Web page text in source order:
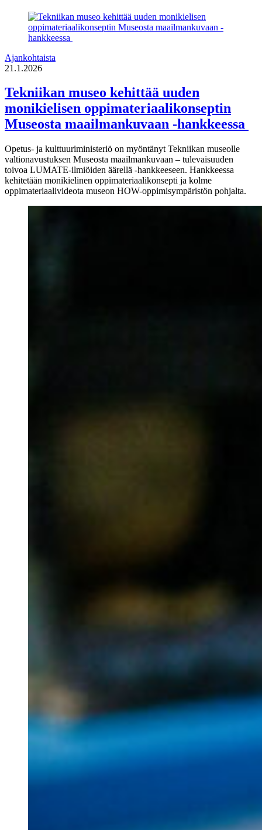
Ajankohtaista
21.1.2026
Tekniikan museo kehittää uuden
monikielisen oppimateriaalikonseptin
Museosta maailmankuvaan -hankkeessa
Opetus- ja kulttuuriministeriö on myöntänyt Tekniikan museolle
valtionavustuksen Museosta maailmankuvaan – tulevaisuuden
toivoa LUMATE-ilmiöiden äärellä -hankkeeseen. Hankkeessa
kehitetään monikielinen oppimateriaalikonsepti ja kolme
oppimateriaalivideota museon HOW-oppimisympäristön pohjalta.